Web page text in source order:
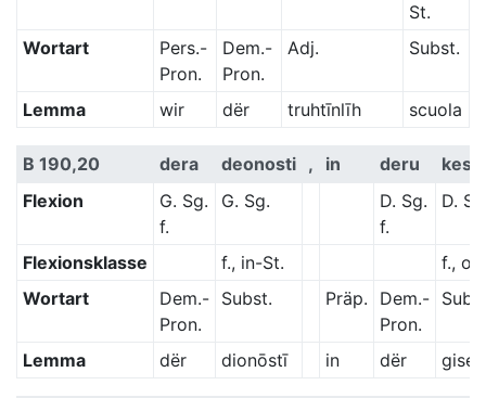
St.
Wortart
Pers.-
Pron.
Dem.-
Pron.
Adj. Subst.
Lemma wir dër truhtīnlīh scuola
B 190,20 dera deonosti , in deru
Flexion
G. Sg.
f.
G. Sg.
D. Sg.
f.
D.
Flexionsklasse f., in-St.
f., o-
Wortart
Dem.-
Pron.
Subst. Präp.
Dem.-
Pron.
Lemma dër dionōstī in dër